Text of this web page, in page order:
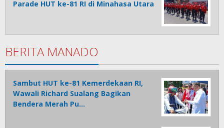
Parade HUT ke-81 RI di Minahasa Utara
BERITA MANADO
Sambut HUT ke-81 Kemerdekaan RI,
Wawali Richard Sualang Bagikan
Bendera Merah Pu…